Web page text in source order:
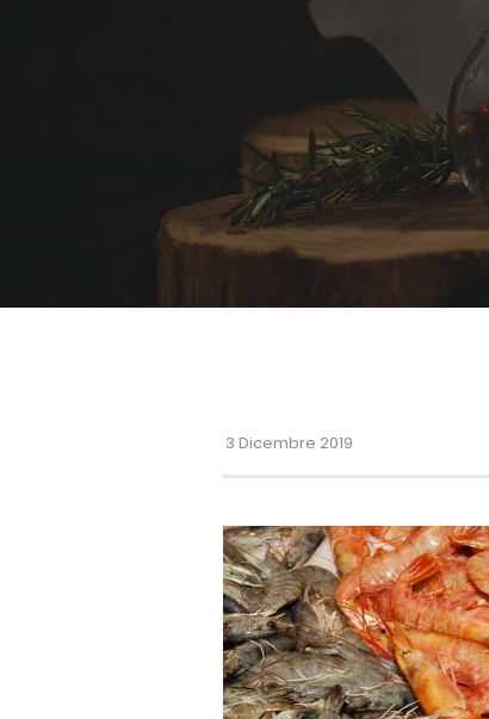
3 Dicembre 2019